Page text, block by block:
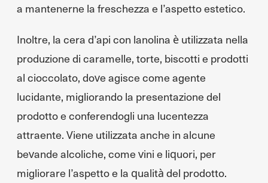
a mantenerne la freschezza e l’aspetto estetico.
Inoltre, la cera d’api con lanolina è utilizzata nella
produzione di caramelle, torte, biscotti e prodotti
al cioccolato, dove agisce come agente
lucidante, migliorando la presentazione del
prodotto e conferendogli una lucentezza
attraente. Viene utilizzata anche in alcune
bevande alcoliche, come vini e liquori, per
migliorare l’aspetto e la qualità del prodotto.